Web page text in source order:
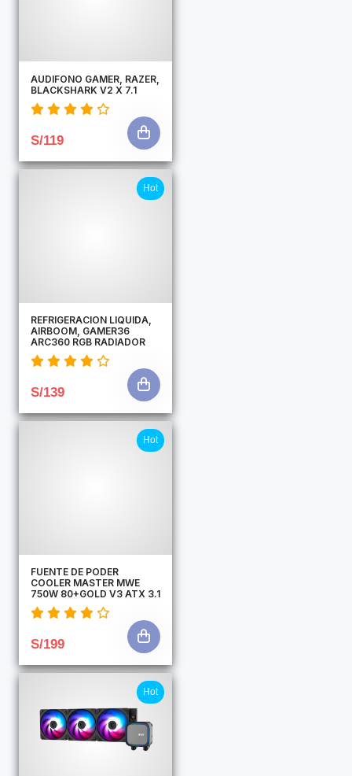
AUDIFONO GAMER, RAZER,
BLACKSHARK V2 X 7.1
S/119
Hot
REFRIGERACION LIQUIDA,
AIRBOOM, GAMER36
ARC360 RGB RADIADOR
S/139
Hot
FUENTE DE PODER
COOLER MASTER MWE
750W 80+GOLD V3 ATX 3.1
S/199
Hot